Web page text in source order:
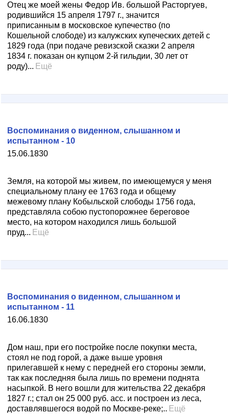
Отец же моей жены Федор Ив. большой Расторгуев,
родившийся 15 апреля 1797 г., значится
приписанным в московское купечество (по
Кошельной слободе) из калужских купеческих детей с
1829 года (при подаче ревизской сказки 2 апреля
1834 г. показан он купцом 2-й гильдии, 30 лет от
роду)... Ещё
15.06.1830
Воспоминания о виденном, слышанном и
испытанном - 10
Земля, на которой мы живем, по имеющемуся у меня
специальному плану ее 1763 года и общему
межевому плану Кобыльской слободы 1756 года,
представляла собою пустопорожнее береговое
место, на котором находился лишь большой
пруд... Ещё
16.06.1830
Воспоминания о виденном, слышанном и
испытанном - 11
Дом наш, при его постройке после покупки места,
стоял не под горой, а даже выше уровня
прилегавшей к нему с передней его стороны земли,
так как последняя была лишь по времени поднята
насыпкой. В него вошли для жительства 22 декабря
1827 г.; стал он 25 000 руб. асс. и построен из леса,
доставлявшегося водой по Москве-реке;.. Ещё